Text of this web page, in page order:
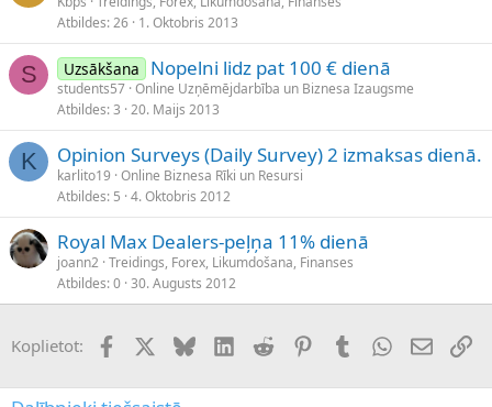
Atbildes 26 1. Oktobris 2013
S Uzsākšana Nopelni lidz pat 100 € dienā
students57 Online Uzņēmējdarbība un Biznesa Izaugsme
Atbildes 3 20. Maijs 2013
K Opinion Surveys (Daily Survey) 2 izmaksas dienā.
karlito19 Online Biznesa Rīki un Resursi
Atbildes 5 4. Oktobris 2012
Royal Max Dealers-peļņa 11% dienā
joann2 Treidings, Forex, Likumdošana, Finanses
Atbildes 0 30. Augusts 2012
Koplietot: FacebookX (Twitter)
BlueskyLinkedInReddit PinterestTumblrWhatsApp
E-pasts